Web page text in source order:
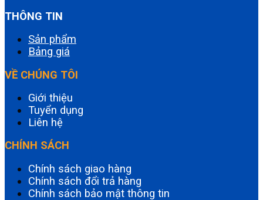
THÔNG TIN
Sản phẩm
Bảng giá
VỀ CHÚNG TÔI
Giới thiệu
Tuyển dụng
Liên hệ
CHÍNH SÁCH
Chính sách giao hàng
Chính sách đổi trả hàng
Chính sách bảo mật thông tin